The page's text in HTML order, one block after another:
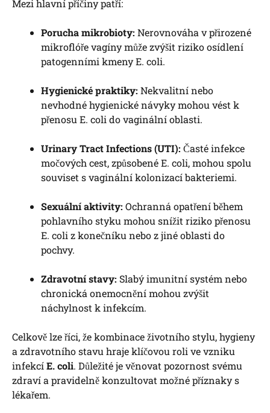
Mezi hlavní příčiny patří:
Porucha mikrobioty: Nerovnováha v přirozené
mikroflóře vagíny může zvýšit riziko osídlení
patogenními kmeny E. coli.
Hygienické praktiky: Nekvalitní nebo
nevhodné hygienické návyky mohou vést k
přenosu E. coli do vaginální oblasti.
Urinary Tract Infections (UTI): Časté infekce
močových cest, způsobené E. coli, mohou spolu
souviset s vaginální kolonizací bakteriemi.
Sexuální aktivity: Ochranná opatření během
pohlavního styku mohou snížit riziko přenosu
E. coli z konečníku nebo z jiné oblasti do
pochvy.
Zdravotní stavy: Slabý imunitní systém nebo
chronická onemocnění mohou zvýšit
náchylnost k infekcím.
Celkově lze říci, že kombinace životního stylu, hygieny
a zdravotního stavu hraje klíčovou roli ve vzniku
infekcíE. coli. Důležité je věnovat pozornost svému
zdraví a pravidelně konzultovat možné příznaky s
lékařem.